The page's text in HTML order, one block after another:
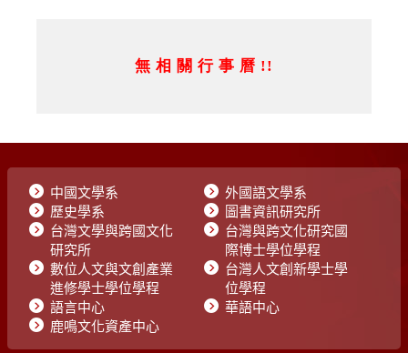
中國文學系
外國語文學系
歷史學系
圖書資訊研究所
台灣文學與跨國文化
研究所
台灣與跨文化研究國
際博士學位學程
數位人文與文創產業
進修學士學位學程
台灣人文創新學士學
位學程
語言中心
華語中心
鹿鳴文化資產中心